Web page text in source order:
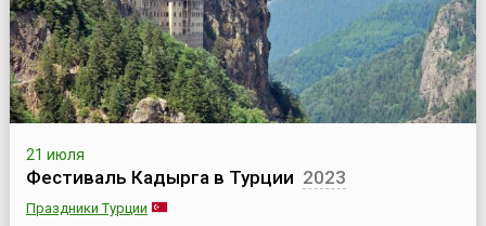
21 июля
Фестиваль Кадырга в Турции 2023
Праздники Турции